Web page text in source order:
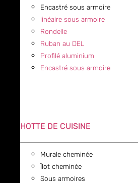
Encastré sous armoire
linéaire sous armoire
Rondelle
Ruban au DEL
Profilé aluminium
Encastré sous armoire
HOTTE DE CUISINE
Murale cheminée
Îlot cheminée
Sous armoires